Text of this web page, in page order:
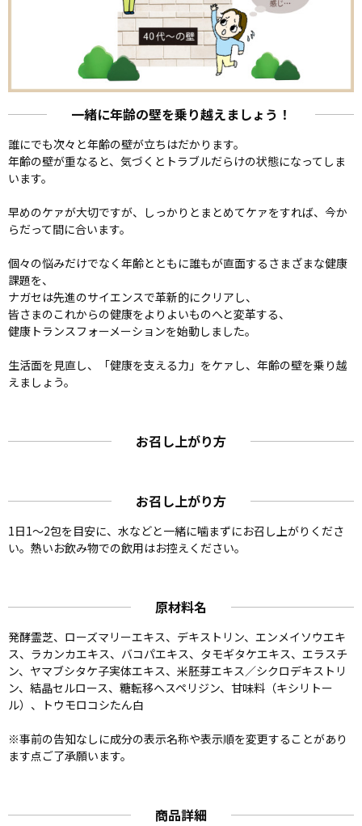
一緒に年齢の壁を乗り越えましょう！
誰にでも次々と年齢の壁が立ちはだかります。
年齢の壁が重なると、気づくとトラブルだらけの状態になってしま
います。
早めのケァが大切ですが、しっかりとまとめてケァをすれば、今か
らだって間に合います。
個々の悩みだけでなく年齢とともに誰もが直面するさまざまな健康
課題を、
ナガセは先進のサイエンスで革新的にクリアし、
皆さまのこれからの健康をよりよいものへと変革する、
健康トランスフォーメーションを始動しました。
生活面を見直し、「健康を支える力」をケァし、年齢の壁を乗り越
えましょう。
お召し上がり方
お召し上がり方
1日1～2包を目安に、水などと一緒に噛まずにお召し上がりくださ
い。熱いお飲み物での飲用はお控えください。
原材料名
発酵霊芝、ローズマリーエキス、デキストリン、エンメイソウエキ
ス、ラカンカエキス、バコパエキス、タモギタケエキス、エラスチ
ン、ヤマブシタケ子実体エキス、米胚芽エキス／シクロデキストリ
ン、結晶セルロース、糖転移ヘスペリジン、甘味料（キシリトー
ル）、トウモロコシたん白
※事前の告知なしに成分の表示名称や表示順を変更することがあり
ます点ご了承願います。
商品詳細